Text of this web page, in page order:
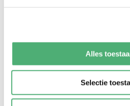
Alles
Selectie
Hipsling
Mei Tai's
Mei tai deluxe
Accessoires